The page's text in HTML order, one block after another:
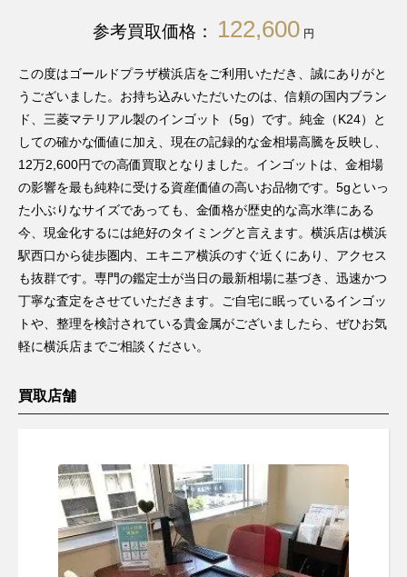
参考買取価格： 122,600 円
この度はゴールドプラザ横浜店をご利用いただき、誠にありがと
うございました。お持ち込みいただいたのは、信頼の国内ブラン
ド、三菱マテリアル製のインゴット（5g）です。純金（K24）と
しての確かな価値に加え、現在の記録的な金相場高騰を反映し、
12万2,600円での高価買取となりました。インゴットは、金相場
の影響を最も純粋に受ける資産価値の高いお品物です。5gといっ
た小ぶりなサイズであっても、金価格が歴史的な高水準にある
今、現金化するには絶好のタイミングと言えます。横浜店は横浜
駅西口から徒歩圏内、エキニア横浜のすぐ近くにあり、アクセス
も抜群です。専門の鑑定士が当日の最新相場に基づき、迅速かつ
丁寧な査定をさせていただきます。ご自宅に眠っているインゴッ
トや、整理を検討されている貴金属がございましたら、ぜひお気
軽に横浜店までご相談ください。
買取店舗